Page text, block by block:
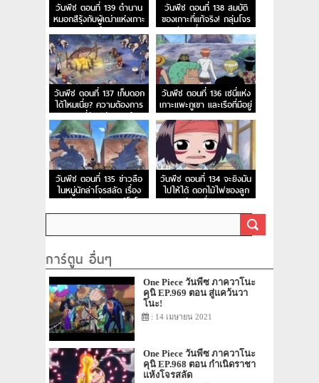
วันพีช ตอนที่ 139 ตำนาน
หมอกสีรุ้งกับผู้เฒ่าแห่งเกาะ
ลูลูก้า!
วันพีช ตอนที่ 138 สมบัติ
ของเกาะที่แท้จริง! กลุ่มโจร
สลัดเซนี่ออกเดินทาง!
วันพีช ตอนที่ 137 เก็บดอก
ได้ไหมเนี่ย? ความต้องการ
ของเซนี่นักปล่อยเงินกู้!
วันพีช ตอนที่ 136 เซนี่แห่ง
เกาะแพะภูเขา และเรือที่มีอยู่
บนยอดเขา!
วันพีช ตอนที่ 135 ข่าวลือ
ในหมู่นักล่าโจรสลัด เรื่อง
ของนักดาบมหัศจรรย์โซโล!
วันพีช ตอนที่ 134 จะยิงมัน
ไปให้ได้ ดอกไม้ไฟของลูก
ผู้ชายชื่ออุซป
การ์ตูน อื่นๆ
One Piece วันพีซ ภาควาโนะ
คุนิ EP.969 ตอน สู่แคว้นวา
โนะ!
: 14 เมษายน 2021
One Piece วันพีซ ภาควาโนะ
คุนิ EP.968 ตอน กำเนิดราชา
แห้งโจรสลัด